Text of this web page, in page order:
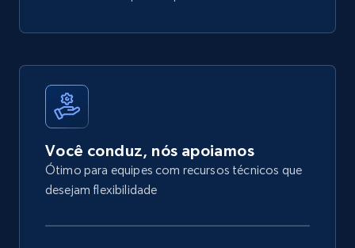
Você conduz, nós apoiamos
Ótimo para equipes com recursos técnicos que
desejam flexibilidade